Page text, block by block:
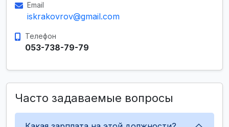
Email
iskrakovrov@gmail.com
Телефон
053-738-79-79
Часто задаваемые вопросы